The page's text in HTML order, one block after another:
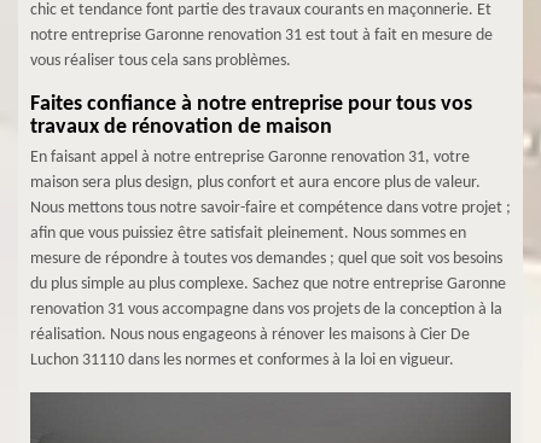
chic et tendance font partie des travaux courants en maçonnerie. Et
notre entreprise Garonne renovation 31 est tout à fait en mesure de
vous réaliser tous cela sans problèmes.
Faites confiance à notre entreprise pour tous vos
travaux de rénovation de maison
En faisant appel à notre entreprise Garonne renovation 31, votre
maison sera plus design, plus confort et aura encore plus de valeur.
Nous mettons tous notre savoir-faire et compétence dans votre projet ;
afin que vous puissiez être satisfait pleinement. Nous sommes en
mesure de répondre à toutes vos demandes ; quel que soit vos besoins
du plus simple au plus complexe. Sachez que notre entreprise Garonne
renovation 31 vous accompagne dans vos projets de la conception à la
réalisation. Nous nous engageons à rénover les maisons à Cier De
Luchon 31110 dans les normes et conformes à la loi en vigueur.